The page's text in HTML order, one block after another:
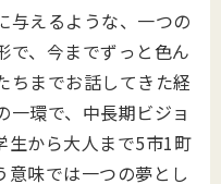
与えるような、一つの
で、今までずっと色ん
ちまでお話してきた経
一環で、中長期ビジョ
生から大人まで5市1町
意味では一つの夢とし